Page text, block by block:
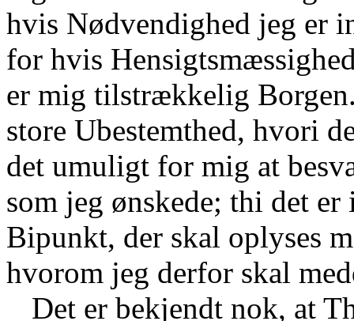
hvis Nødvendighed jeg er
for hvis
er mig tilstrækkelig
store Ubestemthed, hvori
det umuligt for mig at
som jeg ønskede; thi det
Bipunkt, der skal oplyses
hvorom jeg derfor skal
Det er bekjendt nok, at